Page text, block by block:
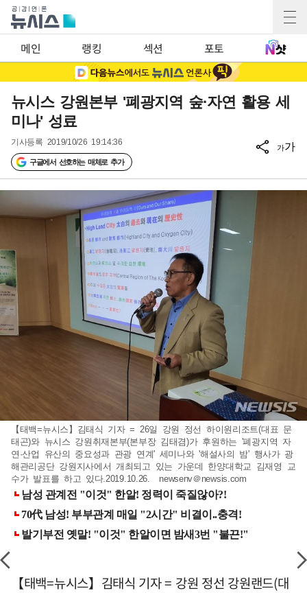
메인 랭킹 섹션 포토
뉴시스 강원본부 '폐광지역 숲·자연 활용 세
미나' 성료
기사등록 2019/10/26 19:14:36
구글에서 선호하는 매체로 추가
가가
【태백=뉴시스】김태식 기자 = 26일 강원 정선 하이원리조트(대표 문
태곤)와 뉴시스 강원취재본부(본부장 김태겸)가 후원하는 '폐광지역 자
연·산업 유산의 중요성과 관광 연계' 세미나와 '해설사의 밤' 행사가 광
해관리공단 강원지사에서 개최되고 있는 가운데 한양대학교 김재영 교
수가 발표를 하고 있다.2019.10.26. newsenv＠newsis.com
【태백=뉴시스】김태식 기자 = 강원 정선 강원랜드(대